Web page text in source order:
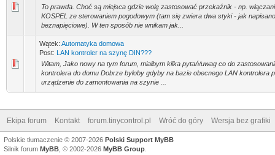
To prawda. Choć są miejsca gdzie wolę zastosować przekaźnik - np.
KOSPEL ze sterowaniem pogodowym (tam się zwiera dwa styki - jak
beznapięciowe). W ten sposób nie wnikam jak...
Wątek: Automatyka domowa
Post: LAN kontroler na szynę DIN???
Witam, Jako nowy na tym forum, miałbym kilka pytań/uwag co do
kontrolera do domu Dobrze byłoby gdyby na bazie obecnego LAN kontrolera
urządzenie do zamontowania na szynie ...
Ekipa forum Kontakt forum.tinycontrol.pl Wróć do góry Wersja bez grafiki
Polskie tłumaczenie © 2007-2026 Polski Support MyBB
Silnik forum MyBB , © 2002-2026 MyBB Group